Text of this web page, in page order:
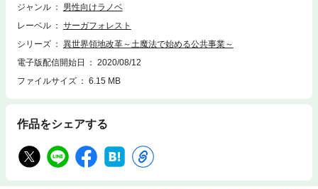
ジャンル
男性向けラノベ
レーベル
サーガフォレスト
シリーズ
異世界領地改革～土魔法で始める公共事業～
電子版配信開始日
2020/08/12
ファイルサイズ
6.15 MB
作品をシェアする